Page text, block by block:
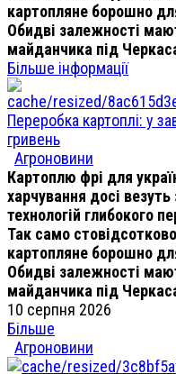
картопляне борошно
Обидві залежності
майданчика під
Більше інформації
Переробка картоплі: у
гривень
Агроновини
Картоплю фрі для
харчування досі
технологій глибокого
Так само
картопляне борошно
Обидві залежності
майданчика під
10 серпня 2026
Більше
Агроновини